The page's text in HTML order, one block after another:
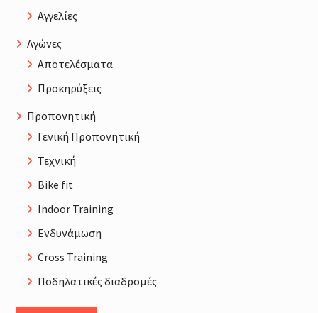
Αγγελίες
Αγώνες
Αποτελέσματα
Προκηρύξεις
Προπονητική
Γενική Προπονητική
Τεχνική
Bike fit
Indoor Training
Ενδυνάμωση
Cross Training
Ποδηλατικές διαδρομές